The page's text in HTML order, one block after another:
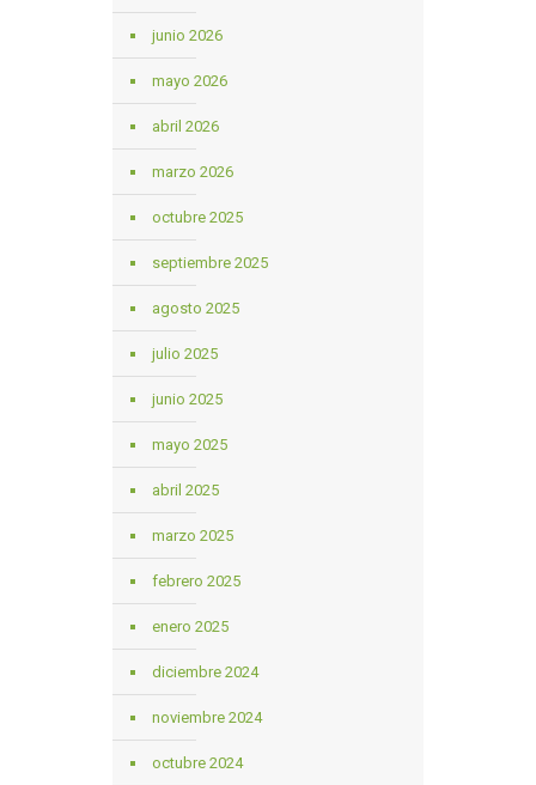
junio 2026
mayo 2026
abril 2026
marzo 2026
octubre 2025
septiembre 2025
agosto 2025
julio 2025
junio 2025
mayo 2025
abril 2025
marzo 2025
febrero 2025
enero 2025
diciembre 2024
noviembre 2024
octubre 2024